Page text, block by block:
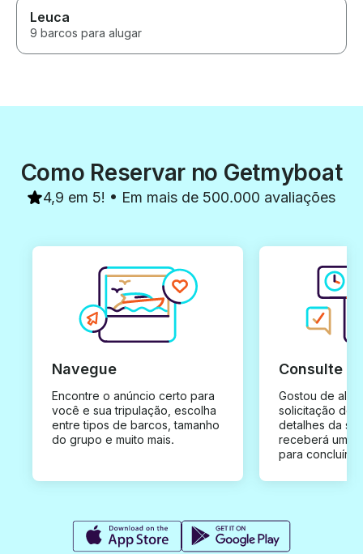
Leuca
9 barcos para alugar
Como Reservar no Getmyboat
4,9 em 5! • Em mais de 500.000 avaliações
Navegue
Encontre o anúncio certo para
você e sua tripulação, escolha
entre tipos de barcos, tamanho
do grupo e muito mais.
Consulte e
Gostou de
solicitação de
detalhes da
receberá uma
para concluír a